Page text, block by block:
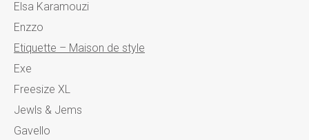
Elsa Karamouzi
Enzzo
Etiquette – Maison de style
Exe
Freesize XL
Jewls & Jems
Gavello